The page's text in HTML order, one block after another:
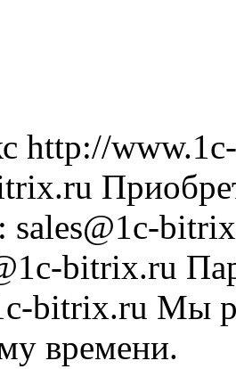
http://
: sales@1c-
bitrix.ru
bitrix.ru Мы
времени.